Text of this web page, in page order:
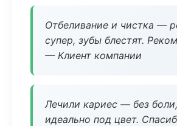
Отбеливание и чистка —
супер, зубы блестят.
— Клиент компании
Лечили кариес — без
идеально под цвет.